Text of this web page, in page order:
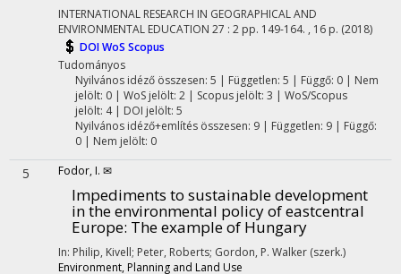
INTERNATIONAL RESEARCH IN GEOGRAPHICAL AND
ENVIRONMENTAL EDUCATION 27 : 2 pp. 149-164. , 16 p. (2018)
DOIWoS Scopus
Tudományos
Nyilvános idéző összesen: 5 | Független: 5 | Függő: 0 | Nem
jelölt: 0 | WoS jelölt: 2 | Scopus jelölt: 3 | WoS/Scopus
jelölt: 4 | DOI jelölt: 5
Nyilvános idéző+említés összesen: 9| Független: 9 | Függő:
0 | Nem jelölt: 0
5 Fodor, I. ✉
Impediments to sustainable development
in the environmental policy of eastcentral
Europe: The example of Hungary
In: Philip, Kivell; Peter, Roberts; Gordon, P. Walker (szerk.)
Environment, Planning and Land Use